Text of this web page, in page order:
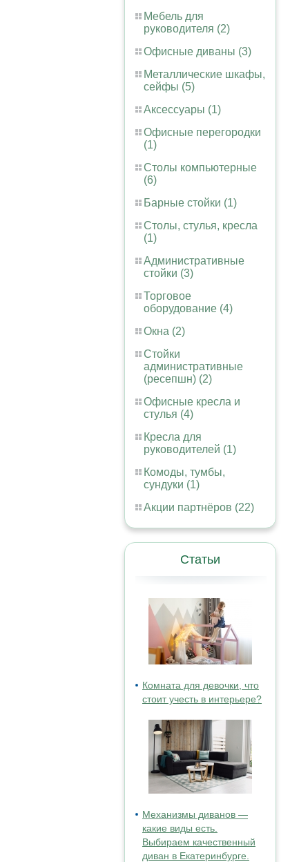
Мебель для
руководителя (2)
Офисные диваны (3)
Металлические шкафы,
сейфы (5)
Аксессуары (1)
Офисные перегородки
(1)
Столы компьютерные
(6)
Барные стойки (1)
Столы, стулья, кресла
(1)
Административные
стойки (3)
Торговое
оборудование (4)
Окна (2)
Стойки
административные
(ресепшн) (2)
Офисные кресла и
стулья (4)
Кресла для
руководителей (1)
Комоды, тумбы,
сундуки (1)
Акции партнёров (22)
Статьи
Комната для девочки, что
стоит учесть в интерьере?
Механизмы диванов —
какие виды есть.
Выбираем качественный
диван в Екатеринбурге.